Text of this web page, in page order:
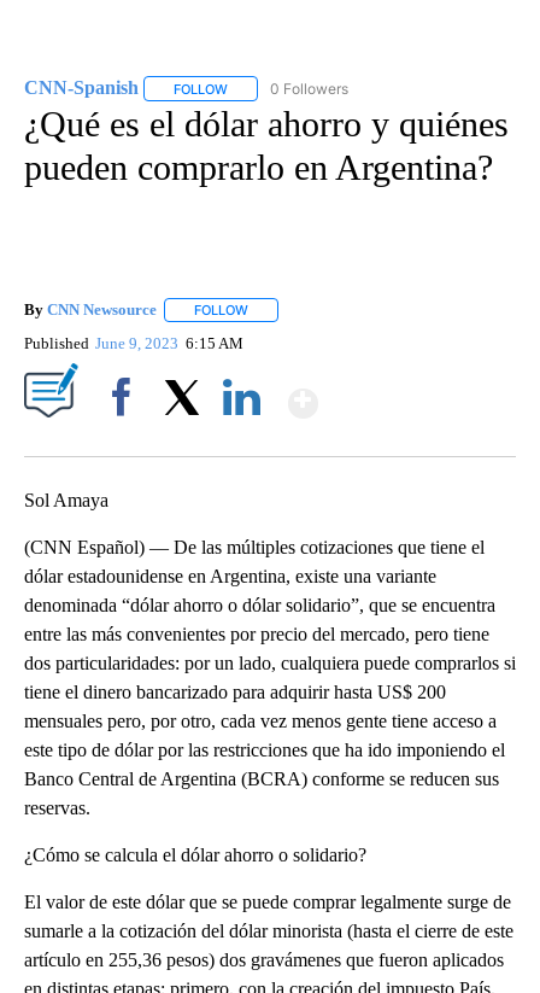
CNN-Spanish FOLLOW FOLLOW "CNN-SPANISH" TO RECEIVE
0 Followers
¿Qué es el dólar ahorro y quiénes
pueden comprarlo en Argentina?
By CNN Newsource FOLLOW
Published June 9, 2023 6:15 AM
Sol Amaya
(CNN Español) — De las múltiples cotizaciones que tiene el
dólar estadounidense en Argentina, existe una variante
denominada “dólar ahorro o dólar solidario”, que se encuentra
entre las más convenientes por precio del mercado, pero tiene
dos particularidades: por un lado, cualquiera puede comprarlos si
tiene el dinero bancarizado para adquirir hasta US$ 200
mensuales pero, por otro, cada vez menos gente tiene acceso a
este tipo de dólar por las restricciones que ha ido imponiendo el
Banco Central de Argentina (BCRA) conforme se reducen sus
reservas.
¿Cómo se calcula el dólar ahorro o solidario?
El valor de este dólar que se puede comprar legalmente surge de
sumarle a la cotización del dólar minorista (hasta el cierre de este
artículo en 255,36 pesos) dos gravámenes que fueron aplicados
en distintas etapas: primero, con la creación del impuesto País,